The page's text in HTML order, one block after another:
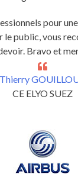
pour
public, vous
Bravo et
Thierry
CE ELYO SUEZ